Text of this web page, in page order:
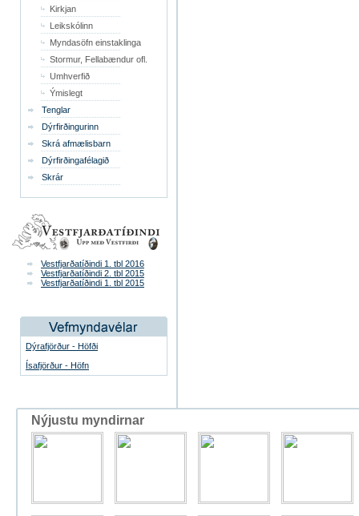
Kirkjan
Leikskólinn
Myndasöfn einstaklinga
Stormur, Fellabændur ofl.
Umhverfið
Ýmislegt
Tenglar
Dýrfirðingurinn
Skrá afmælisbarn
Dýrfirðingafélagið
Skrár
Vestfjarðatíðindi 1. tbl 2016
Vestfjarðatíðindi 2. tbl 2015
Vestfjarðatíðindi 1. tbl 2015
Dýrafjörður - Höfði
Ísafjörður - Höfn
Nýjustu myndirnar